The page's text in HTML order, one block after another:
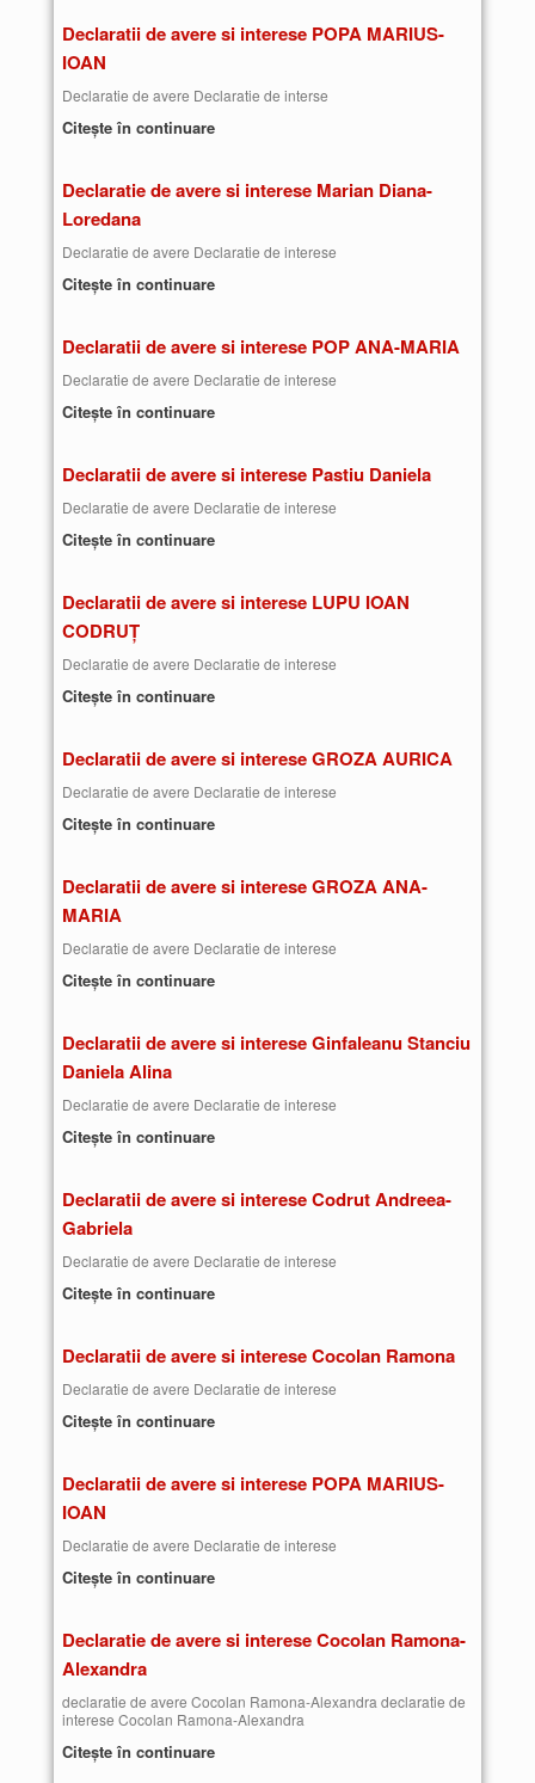
Declaratii de avere si interese POPA MARIUS-
IOAN
Declaratie de avere Declaratie de interse
Citește în continuare
Declaratie de avere si interese Marian Diana-
Loredana
Declaratie de avere Declaratie de interese
Citește în continuare
Declaratii de avere si interese POP ANA-MARIA
Declaratie de avere Declaratie de interese
Citește în continuare
Declaratii de avere si interese Pastiu Daniela
Declaratie de avere Declaratie de interese
Citește în continuare
Declaratii de avere si interese LUPU IOAN
CODRUȚ
Declaratie de avere Declaratie de interese
Citește în continuare
Declaratii de avere si interese GROZA AURICA
Declaratie de avere Declaratie de interese
Citește în continuare
Declaratii de avere si interese GROZA ANA-
MARIA
Declaratie de avere Declaratie de interese
Citește în continuare
Declaratii de avere si interese Ginfaleanu Stanciu
Daniela Alina
Declaratie de avere Declaratie de interese
Citește în continuare
Declaratii de avere si interese Codrut Andreea-
Gabriela
Declaratie de avere Declaratie de interese
Citește în continuare
Declaratii de avere si interese Cocolan Ramona
Declaratie de avere Declaratie de interese
Citește în continuare
Declaratii de avere si interese POPA MARIUS-
IOAN
Declaratie de avere Declaratie de interese
Citește în continuare
Declaratie de avere si interese Cocolan Ramona-
Alexandra
declaratie de avere Cocolan Ramona-Alexandra declaratie de
interese Cocolan Ramona-Alexandra
Citește în continuare